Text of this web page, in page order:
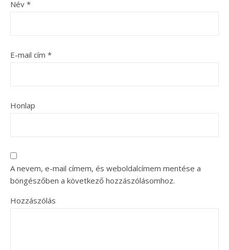
Név *
E-mail cím *
Honlap
A nevem, e-mail címem, és weboldalcímem mentése a
böngészőben a következő hozzászólásomhoz.
Hozzászólás